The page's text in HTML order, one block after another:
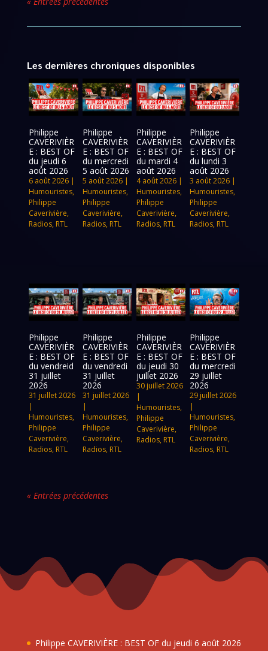
Les dernières chroniques disponibles
Philippe
CAVERIVIÈR
E : BEST OF
du jeudi 6
août 2026
6 août 2026 |
Humouristes,
Philippe
Caverivière,
Radios, RTL
Philippe
CAVERIVIÈR
E : BEST OF
du mercredi
5 août 2026
5 août 2026|
Humouristes,
Philippe
Caverivière,
Radios, RTL
Philippe
CAVERIVIÈR
E : BEST OF
du mardi 4
août 2026
4 août 2026|
Humouristes,
Philippe
Caverivière,
Radios, RTL
Philippe
CAVERIVIÈR
E : BEST OF
du lundi 3
août 2026
3 août 2026 |
Humouristes,
Philippe
Caverivière,
Radios, RTL
Philippe
CAVERIVIÈR
E : BEST OF
du vendreid
31 juillet
2026
31 juillet 2026
|
Humouristes,
Philippe
Caverivière,
Radios, RTL
Philippe
CAVERIVIÈR
E : BEST OF
du vendredi
31 juillet
2026
31 juillet 2026
|
Humouristes,
Philippe
Caverivière,
Radios, RTL
Philippe
CAVERIVIÈR
E : BEST OF
du jeudi 30
juillet 2026
30 juillet 2026
|
Humouristes,
Philippe
Caverivière,
Radios, RTL
Philippe
CAVERIVIÈR
E : BEST OF
du mercredi
29 juillet
2026
29 juillet 2026
|
Humouristes,
Philippe
Caverivière,
Radios, RTL
« Entrées précédentes
Philippe CAVERIVIÈRE : BEST OF du jeudi 6 août 2026